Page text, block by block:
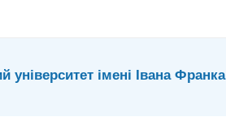
імені Івана Франка